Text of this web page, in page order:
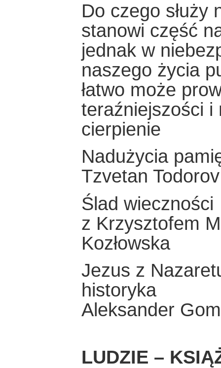
Do czego służy
stanowi część
jednak w
naszego życia
łatwo może
teraźniejszości i
cierpienie
Nadużycia
Tzvetan Todorov
Ślad wieczności
z Krzysztofem
Kozłowska
Jezus z
historyka
Aleksander
LUDZIE –